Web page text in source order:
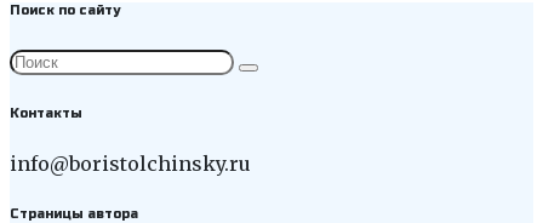
Поиск по сайту
Контакты
info@boristolchinsky.ru
Страницы автора